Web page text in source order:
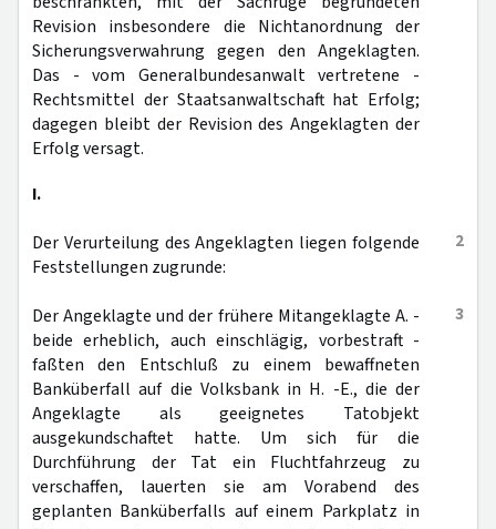
Revision insbesondere die Nichtanordnung der
Sicherungsverwahrung gegen den Angeklagten.
Das - vom Generalbundesanwalt vertretene -
Rechtsmittel der Staatsanwaltschaft hat Erfolg;
dagegen bleibt der Revision des Angeklagten der
Erfolg versagt.
I.
2
Der Verurteilung des Angeklagten liegen folgende
Feststellungen zugrunde:
3
Der Angeklagte und der frühere Mitangeklagte A. -
beide erheblich, auch einschlägig, vorbestraft -
faßten den Entschluß zu einem bewaffneten
Banküberfall auf die Volksbank in H. -E., die der
Angeklagte als geeignetes Tatobjekt
ausgekundschaftet hatte. Um sich für die
Durchführung der Tat ein Fluchtfahrzeug zu
verschaffen, lauerten sie am Vorabend des
geplanten Banküberfalls auf einem Parkplatz in